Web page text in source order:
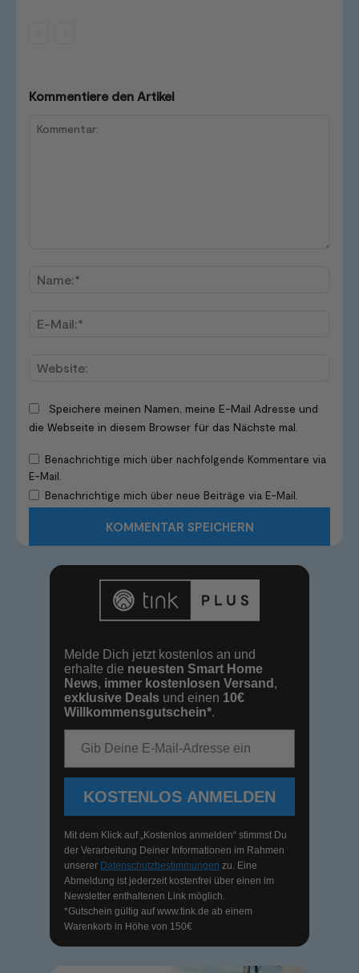
Kommentiere den Artikel
Speichere meinen Namen, meine E-Mail Adresse und
die Webseite in diesem Browser für das Nächste mal.
Benachrichtige mich über nachfolgende Kommentare via
E-Mail.
Benachrichtige mich über neue Beiträge via E-Mail.
Melde Dich jetzt kostenlos an und
erhalte die neuesten Smart Home
News, immer kostenlosen Versand ,
exklusive Deals und einen 10€
Willkommensgutschein*.
KOSTENLOS ANMELDEN
Mit dem Klick auf „Kostenlos anmelden“ stimmst Du
der Verarbeitung Deiner Informationen im Rahmen
unserer Datenschutzbestimmungen zu. Eine
Abmeldung ist jederzeit kostenfrei über einen im
Newsletter enthaltenen Link möglich.
*Gutschein gültig aufwww.tink.de ab einem
Warenkorb in Höhe von 150€